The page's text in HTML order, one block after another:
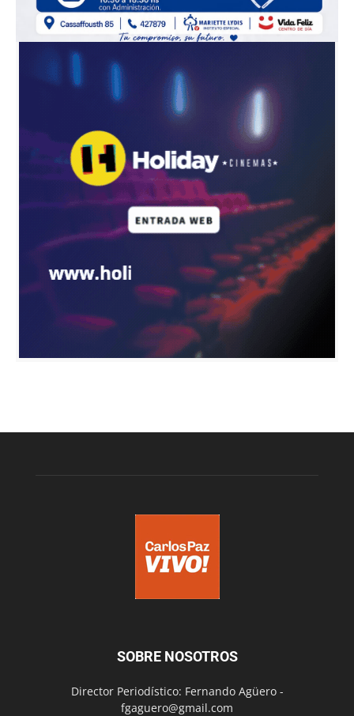
SOBRE NOSOTROS
Director Periodístico: Fernando Agüero -
fgaguero@gmail.com